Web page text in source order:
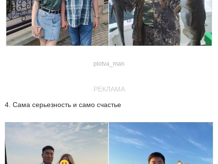
plotva_man
РЕКЛАМА
4. Сама серьезность и само счастье